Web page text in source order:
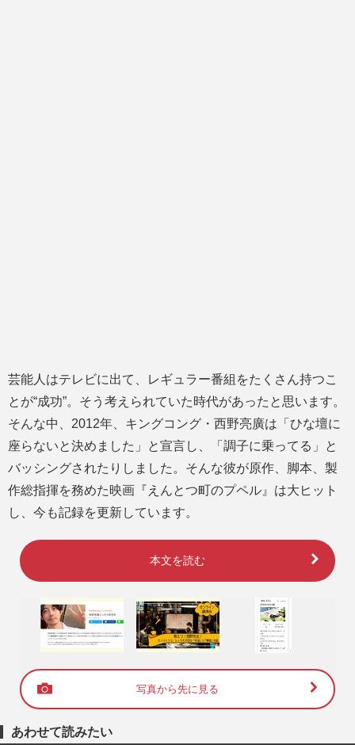
芸能人はテレビに出て、レギュラー番組をたくさん持つこ
とが“成功”。そう考えられていた時代があったと思います。
そんな中、2012年、キングコング・西野亮廣は「ひな壇に
座らないと決めました」と宣言し、「調子に乗ってる」と
バッシングされたりしました。そんな彼が原作、脚本、製
作総指揮を務めた映画『えんとつ町のプペル』は大ヒット
し、今も記録を更新しています。
本文を読む
写真から先に見る
あわせて読みたい